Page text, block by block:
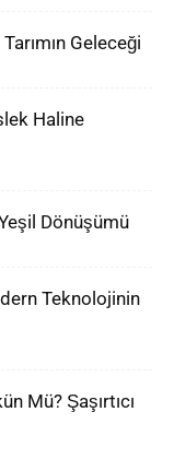
Geleceği
Haline
Dönüşümü
Teknolojinin
Mü? Şaşırtıcı